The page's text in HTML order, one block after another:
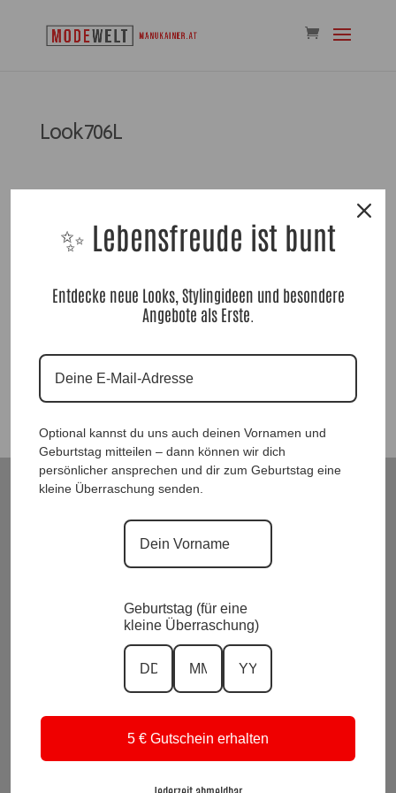
Look706L
Kommentar absenden
angemeldetsein, um einen Kommentar
Suchen
ModeWelt Manu* Kainer, Kusmanekstrasse 22, 8280 Fürstenfeld
Versand und Rückgabe
Impressum und Datenschutzerklärung
Wiederrufsbelehrung
KI-Transparenz
Alle Preise inkl. Mwst.
Vertrag widerrufen
Suchen
✨ Lebensfreude ist bunt
Entdecke neue Looks, Stylingideen und besondere
Angebote als Erste.
Optional kannst du uns auch deinen Vornamen und
Geburtstag mitteilen – dann können wir dich
persönlicher ansprechen und dir zum Geburtstag eine
kleine Überraschung senden.
Geburtstag (für eine
kleine Überraschung)
5 € Gutschein erhalten